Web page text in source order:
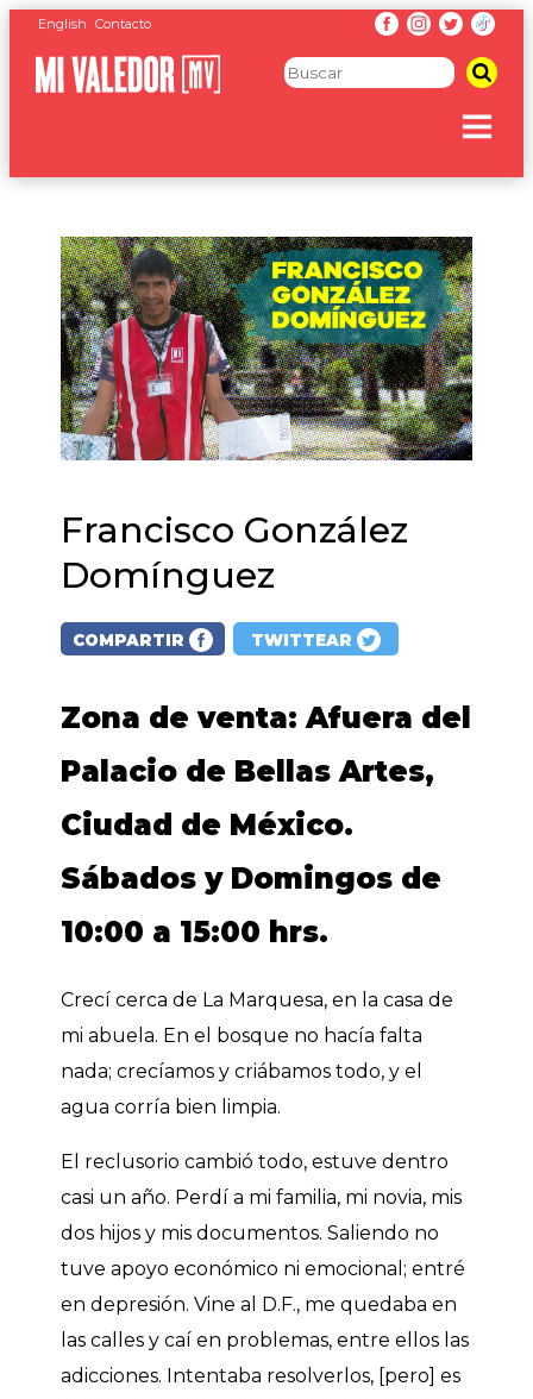
English Contacto
Francisco González
Domínguez
COMPARTIR TWITTEAR
Zona de venta: Afuera del
Palacio de Bellas Artes,
Ciudad de México.
Sábados y Domingos de
10:00 a 15:00 hrs.
Crecí cerca de La Marquesa, en la casa de
mi abuela. En el bosque no hacía falta
nada; crecíamos y criábamos todo, y el
agua corría bien limpia.
El reclusorio cambió todo, estuve dentro
casi un año. Perdí a mi familia, mi novia, mis
dos hijos y mis documentos. Saliendo no
tuve apoyo económico ni emocional; entré
en depresión. Vine al D.F., me quedaba en
las calles y caí en problemas, entre ellos las
adicciones. Intentaba resolverlos, [pero] es